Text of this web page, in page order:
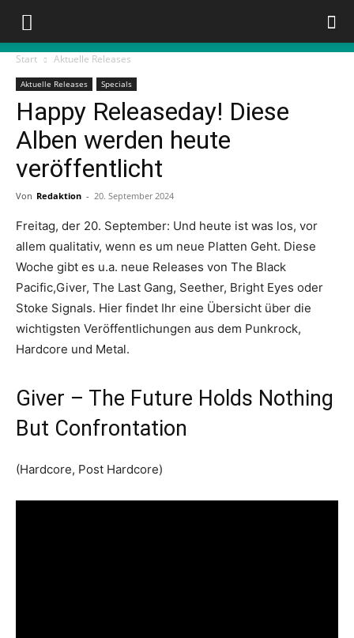
Start Aktuelle Releases
Aktuelle Releases Specials
Happy Releaseday! Diese
Alben werden heute
veröffentlicht
Von Redaktion - 20. September 2024
Freitag, der 20. September: Und heute ist was los, vor
allem qualitativ, wenn es um neue Platten Geht. Diese
Woche gibt es u.a. neue Releases von The Black
Pacific,Giver, The Last Gang, Seether, Bright Eyes oder
Stoke Signals. Hier findet Ihr eine Übersicht über die
wichtigsten Veröffentlichungen aus dem Punkrock,
Hardcore und Metal.
Giver – The Future Holds Nothing
But Confrontation
(Hardcore, Post Hardcore)